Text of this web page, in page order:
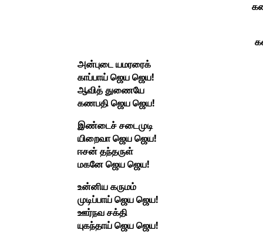
அன்புடை யமரரைக்
காப்பாய் ஜெய ஜெய!
ஆவித் துணையே
கணபதி ஜெய ஜெய!
இண்டைச் சடைமுடி
யிறைவா ஜெய ஜெய!
ஈசன் தந்தருள்
மகனே ஜெய ஜெய!
உன்னிய கருமம்
முடிப்பாய் ஜெய ஜெய!
ஊர்நவ சக்தி
யுகந்தாய் ஜெய ஜெய!